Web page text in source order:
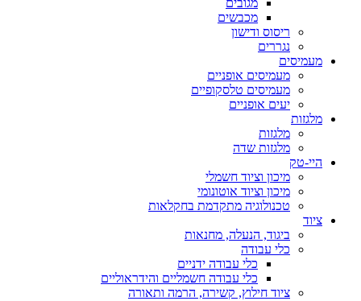
מגובים
מכבשים
ריסוס ודישון
נגררים
מעמיסים
מעמיסים אופניים
מעמיסים טלסקופיים
יעים אופניים
מלגזות
מלגזות
מלגזות שדה
היי-טק
מיכון וציוד חשמלי
מיכון וציוד אוטונומי
טכנולוגיה מתקדמת בחקלאות
ציוד
ביגוד, הנעלה, מחנאות
כלי עבודה
כלי עבודה ידניים
כלי עבודה חשמליים והידראוליים
ציוד חילוץ, קשירה, הרמה ותאורה